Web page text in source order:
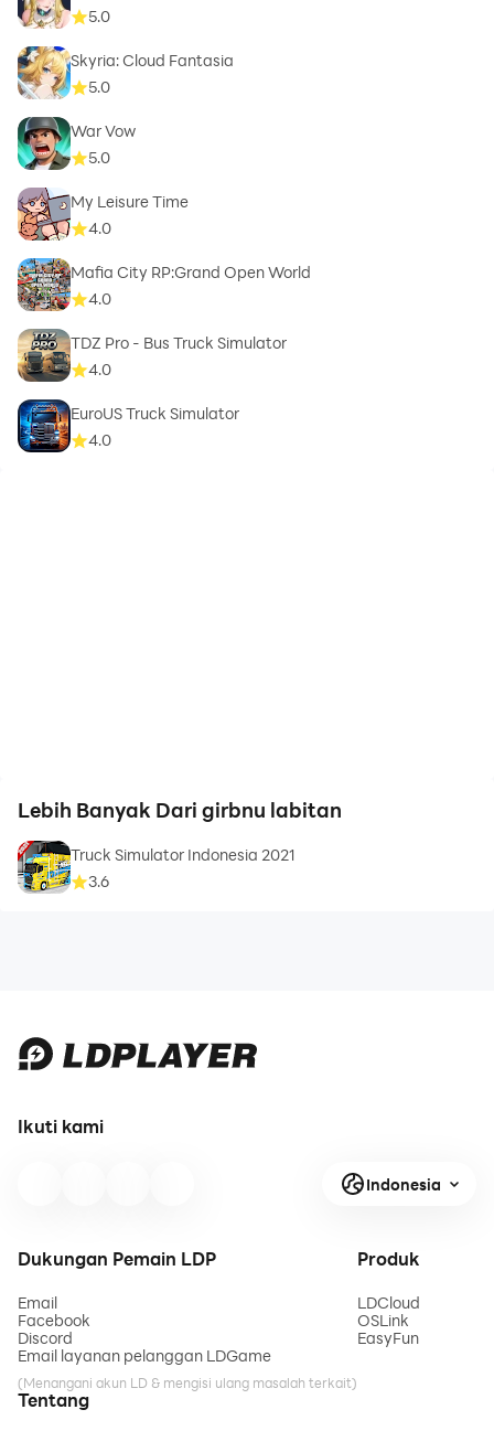
5.0
Skyria: Cloud Fantasia
5.0
War Vow
5.0
My Leisure Time
4.0
Mafia City RP:Grand Open World
4.0
TDZ Pro - Bus Truck Simulator
4.0
EuroUS Truck Simulator
4.0
Lebih Banyak Dari girbnu labitan
Truck Simulator Indonesia 2021
3.6
Ikuti kami
Indonesia
Dukungan Pemain LDP
Email
Facebook
Discord
Email layanan pelanggan LDGame
(Menangani akun LD & mengisi ulang masalah terkait)
Produk
LDCloud
OSLink
EasyFun
Tentang